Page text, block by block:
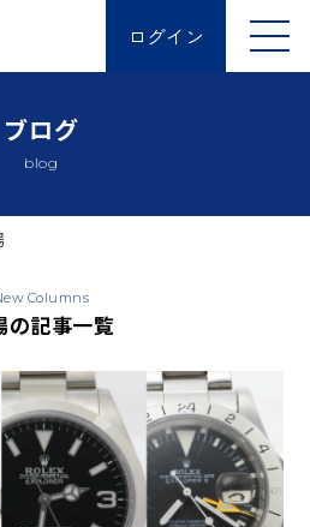
ログイン
ブログ
blog
Columns
の記事一覧